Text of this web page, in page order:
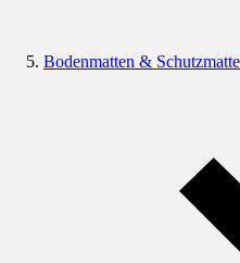
Bodenmatten &